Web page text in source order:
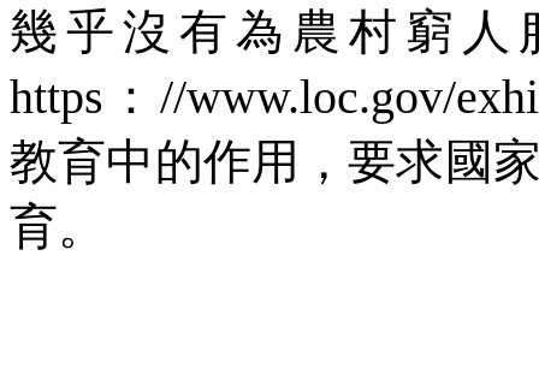
幾乎沒有為農村窮人
https ： //www.loc.gov/
教育中的作用，要求國
育。